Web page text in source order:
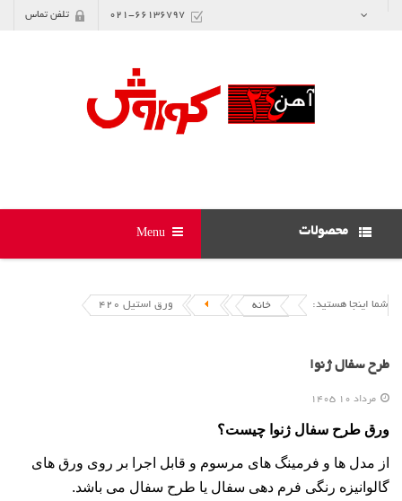
021-66136797 تلفن تماس
محصولات
شما اینجا هستید: خانه ورق استیل 420
طرح سفال ژنوا
مرداد 10 1405
ورق طرح سفال ژنوا چیست؟
از مدل ها و فرمینگ های مرسوم و قابل اجرا بر روی ورق های
گالوانیزه رنگی فرم دهی سفال یا طرح سفال می باشد.